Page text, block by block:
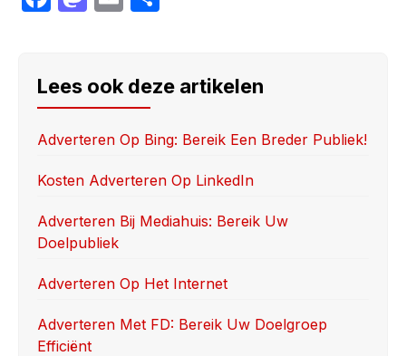
e
b
o
o
o
d
o
n
e
Lees ook deze artikelen
Adverteren Op Bing: Bereik Een Breder Publiek!
Kosten Adverteren Op LinkedIn
Adverteren Bij Mediahuis: Bereik Uw
Doelpubliek
Adverteren Op Het Internet
Adverteren Met FD: Bereik Uw Doelgroep
Efficiënt